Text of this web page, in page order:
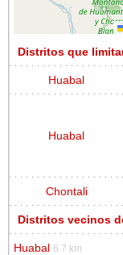
Distritos que
Huabal
Huabal
Chontali
Distritos vecinos
Huabal 6.7 km